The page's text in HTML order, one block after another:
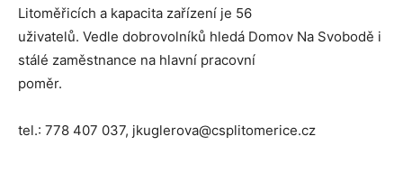
Litoměřicích a kapacita zařízení je 56
uživatelů. Vedle dobrovolníků hledá Domov Na Svobodě i
stálé zaměstnance na hlavní pracovní
poměr.
tel.: 778 407 037, jkuglerova@csplitomerice.cz